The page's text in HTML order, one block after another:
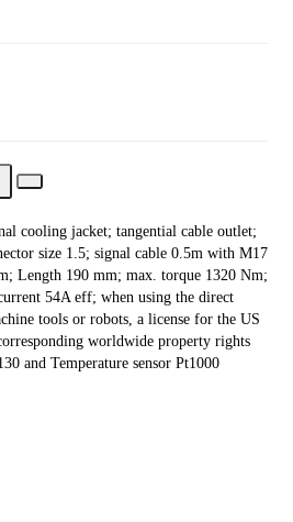
cooling jacket; tangential cable outlet;
size 1.5; signal cable 0.5m with M17
Length 190 mm; max. torque 1320 Nm;
54A eff; when using the direct
tools or robots, a license for the US
worldwide property rights
and Temperature sensor Pt1000